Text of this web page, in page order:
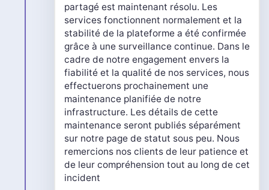
partagé est maintenant résolu. Les
services fonctionnent normalement et la
stabilité de la plateforme a été confirmée
grâce à une surveillance continue. Dans le
cadre de notre engagement envers la
fiabilité et la qualité de nos services, nous
effectuerons prochainement une
maintenance planifiée de notre
infrastructure. Les détails de cette
maintenance seront publiés séparément
sur notre page de statut sous peu. Nous
remercions nos clients de leur patience et
de leur compréhension tout au long de cet
incident